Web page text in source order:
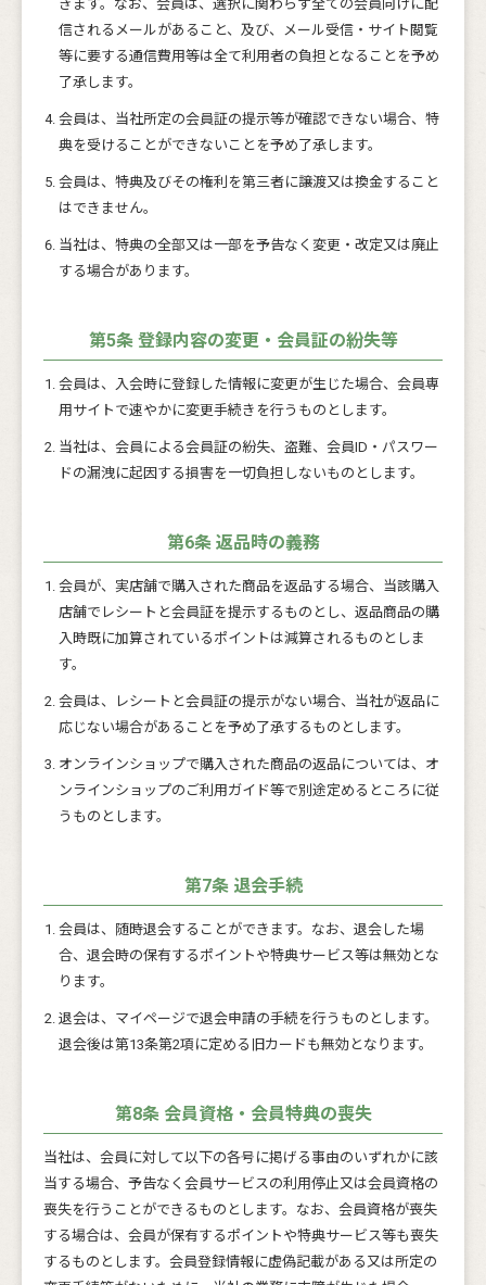
きます。なお、会員は、選択に関わらず全ての会員向けに配
信されるメールがあること、及び、メール受信・サイト閲覧
等に要する通信費用等は全て利用者の負担となることを予め
了承します。
会員は、当社所定の会員証の提示等が確認できない場合、特
典を受けることができないことを予め了承します。
会員は、特典及びその権利を第三者に譲渡又は換金すること
はできません。
当社は、特典の全部又は一部を予告なく変更・改定又は廃止
する場合があります。
第5条 登録内容の変更・会員証の紛失等
会員は、入会時に登録した情報に変更が生じた場合、会員専
用サイトで速やかに変更手続きを行うものとします。
当社は、会員による会員証の紛失、盗難、会員ID・パスワー
ドの漏洩に起因する損害を一切負担しないものとします。
第6条 返品時の義務
会員が、実店舗で購入された商品を返品する場合、当該購入
店舗でレシートと会員証を提示するものとし、返品商品の購
入時既に加算されているポイントは減算されるものとしま
す。
会員は、レシートと会員証の提示がない場合、当社が返品に
応じない場合があることを予め了承するものとします。
オンラインショップで購入された商品の返品については、オ
ンラインショップのご利用ガイド等で別途定めるところに従
うものとします。
第7条 退会手続
会員は、随時退会することができます。なお、退会した場
合、退会時の保有するポイントや特典サービス等は無効とな
ります。
退会は、マイページで退会申請の手続を行うものとします。
退会後は第13条第2項に定める旧カードも無効となります。
第8条 会員資格・会員特典の喪失
当社は、会員に対して以下の各号に掲げる事由のいずれかに該
当する場合、予告なく会員サービスの利用停止又は会員資格の
喪失を行うことができるものとします。なお、会員資格が喪失
する場合は、会員が保有するポイントや特典サービス等も喪失
するものとします。会員登録情報に虚偽記載がある又は所定の